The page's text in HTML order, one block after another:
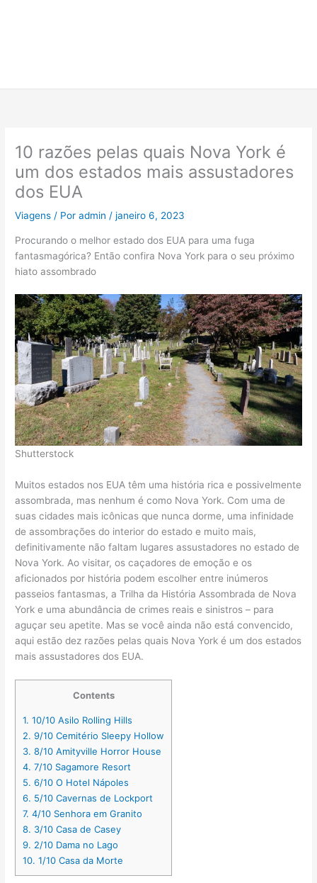
10 razões pelas quais Nova York é
um dos estados mais assustadores
dos EUA
Viagens / Poradmin /janeiro 6, 2023
Procurando o melhor estado dos EUA para uma fuga
fantasmagórica? Então confira Nova York para o seu próximo
hiato assombrado
Shutterstock
Muitos estados nos EUA têm uma história rica e possivelmente
assombrada, mas nenhum é como Nova York. Com uma de
suas cidades mais icônicas que nunca dorme, uma infinidade
de assombrações do interior do estado e muito mais,
definitivamente não faltam lugares assustadores no estado de
Nova York. Ao visitar, os caçadores de emoção e os
aficionados por história podem escolher entre inúmeros
passeios fantasmas, a Trilha da História Assombrada de Nova
York e uma abundância de crimes reais e sinistros – para
aguçar seu apetite. Mas se você ainda não está convencido,
aqui estão dez razões pelas quais Nova York é um dos estados
mais assustadores dos EUA.
Contents
1. 10/10 Asilo Rolling Hills
2. 9/10 Cemitério Sleepy Hollow
3. 8/10 Amityville Horror House
4. 7/10 Sagamore Resort
5. 6/10 O Hotel Nápoles
6. 5/10 Cavernas de Lockport
7. 4/10 Senhora em Granito
8. 3/10 Casa de Casey
9. 2/10 Dama no Lago
10. 1/10 Casa da Morte